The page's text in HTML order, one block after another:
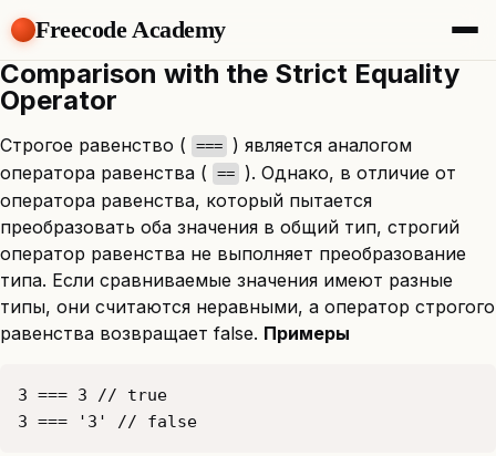
Freecode Academy
About
Members
Offers
Projects
Tasks
Topics
Get Access
Comparison with the Strict Equality
Operator
Строгое равенство ( ===
) является аналогом
оператора равенства (
==
). Однако, в отличие от
оператора равенства, который пытается
преобразовать оба значения в общий тип, строгий
оператор равенства не выполняет преобразование
типа. Если сравниваемые значения имеют разные
типы, они считаются неравными, а оператор строгого
равенства возвращает false. Примеры
3 === '3' // false